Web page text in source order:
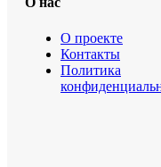
О проекте
Контакты
Политика